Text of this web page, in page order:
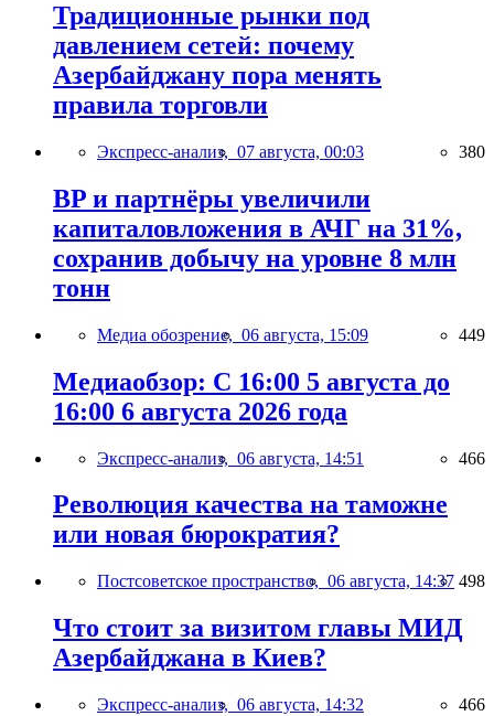
Традиционные рынки под
давлением сетей: почему
Азербайджану пора менять
правила торговли
Экспресс-анализ, 07 августа, 00:03 380
BP и партнёры увеличили
капиталовложения в АЧГ на 31%,
сохранив добычу на уровне 8 млн
тонн
Медиа обозрение, 06 августа, 15:09 449
Медиаобзор: С 16:00 5 августа до
16:00 6 августа 2026 года
Экспресс-анализ, 06 августа, 14:51 466
Революция качества на таможне
или новая бюрократия?
Постсоветское пространство, 06 августа, 14:37 498
Что стоит за визитом главы МИД
Азербайджана в Киев?
Экспресс-анализ, 06 августа, 14:32 466